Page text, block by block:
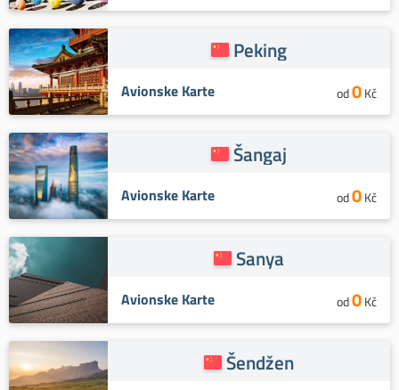
Peking
Avionske Karte od0Kč
Šangaj
Avionske Karte od0Kč
Sanya
Avionske Karte od0Kč
Šendžen